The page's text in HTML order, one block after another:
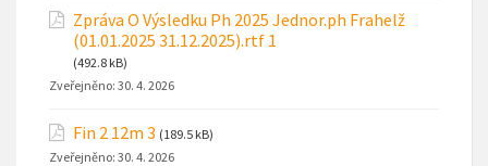
Zpráva O Výsledku Ph 2025 Jednor.ph Frahelž
(01.01.2025 31.12.2025).rtf 1
(492.8 kB)
Zveřejněno: 30. 4. 2026
Fin 2 12m 3 (189.5 kB)
Zveřejněno: 30. 4. 2026